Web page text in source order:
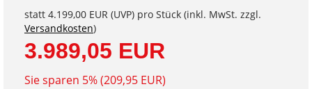
statt 4.199,00 EUR (UVP) pro Stück (inkl. MwSt. zzgl.
Versandkosten)
3.989,05 EUR
Sie sparen 5% (209,95 EUR)